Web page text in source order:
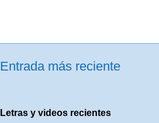
Entrada más reciente
Letras y videos recientes